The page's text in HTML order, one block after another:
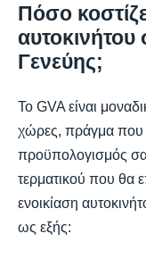
Πόσο
Γενεύης;
Το GVA είναι
χώρες, πράγμα που
προϋπολογισμός
τερματικού που θα
ενοικίαση
ως εξής: